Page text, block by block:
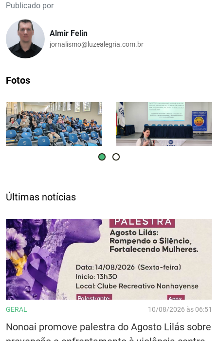
Publicado por
Almir Felin
jornalismo@luzealegria.com.br
Fotos
Últimas notícias
GERAL 10/08/2026 às 06:51
Nonoai promove palestra do Agosto Lilás sobre